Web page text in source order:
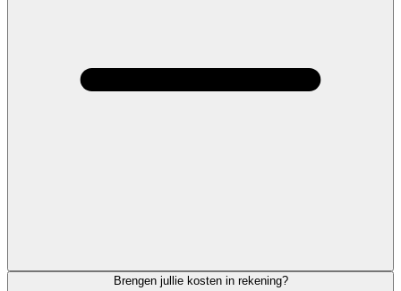
Brengen jullie kosten in rekening?